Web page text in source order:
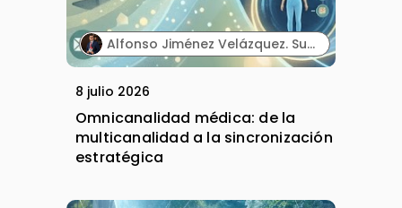
Alfonso Jiménez Velázquez. Subdirector corporativo de Marketing y Publicidad. Grupo Ultra Laboratorios.
8 julio 2026
Omnicanalidad médica: de la
multicanalidad a la sincronización
estratégica